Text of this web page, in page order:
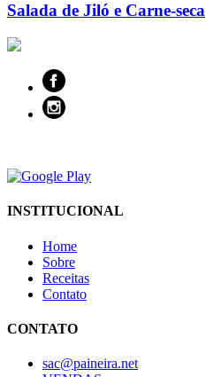
Salada de Jiló e Carne-seca
INSTITUCIONAL
Home
Sobre
Receitas
Contato
CONTATO
sac@paineira.net